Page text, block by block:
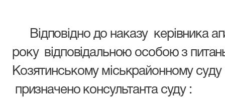
Відповідно до наказу керівника
року відповідальною особою з
Козятинському міськрайонному суду
призначено консультанта суду :